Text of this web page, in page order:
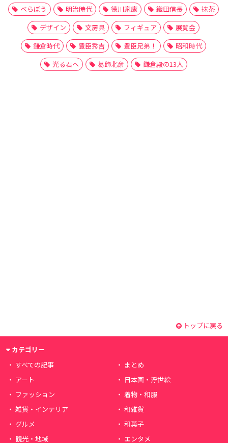
べらぼう
明治時代 徳川家康 織田信長
抹茶
デザイン
文房具 フィギュア
展覧会
鎌倉時代
豊臣秀吉 豊臣兄弟！
昭和時代
光る君へ
葛飾北斎 鎌倉殿の13人
トップに戻る
カテゴリー
すべての記事
まとめ
アート
日本画・浮世絵
ファッション
着物・和服
雑貨・インテリア
和雑貨
グルメ
和菓子
観光・地域
エンタメ